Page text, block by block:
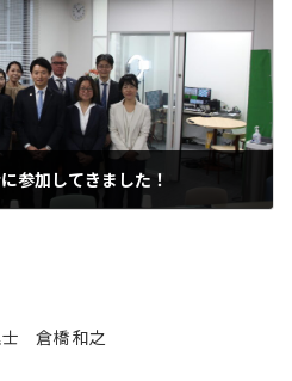
参加してきました！
士 倉橋 和之